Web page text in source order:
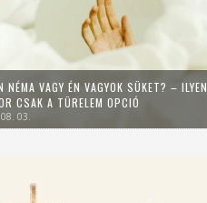
NÉMA VAGY ÉN VAGYOK SÜKET? – ILYEN,
CSAK A TÜRELEM OPCIÓ
03.